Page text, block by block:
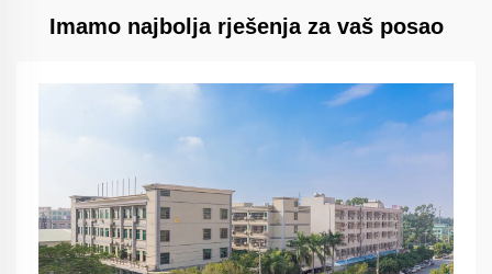
Imamo najbolja rješenja za vaš posao